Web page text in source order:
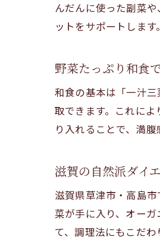
んだんに使った副菜
ットをサポートします。
野菜たっぷり和食
和食の基本は「一汁
取できます。これに
り入れることで、満
滋賀の自然派ダイ
滋賀県草津市・高島
菜が手に入り、オー
て、調理法にもこだ